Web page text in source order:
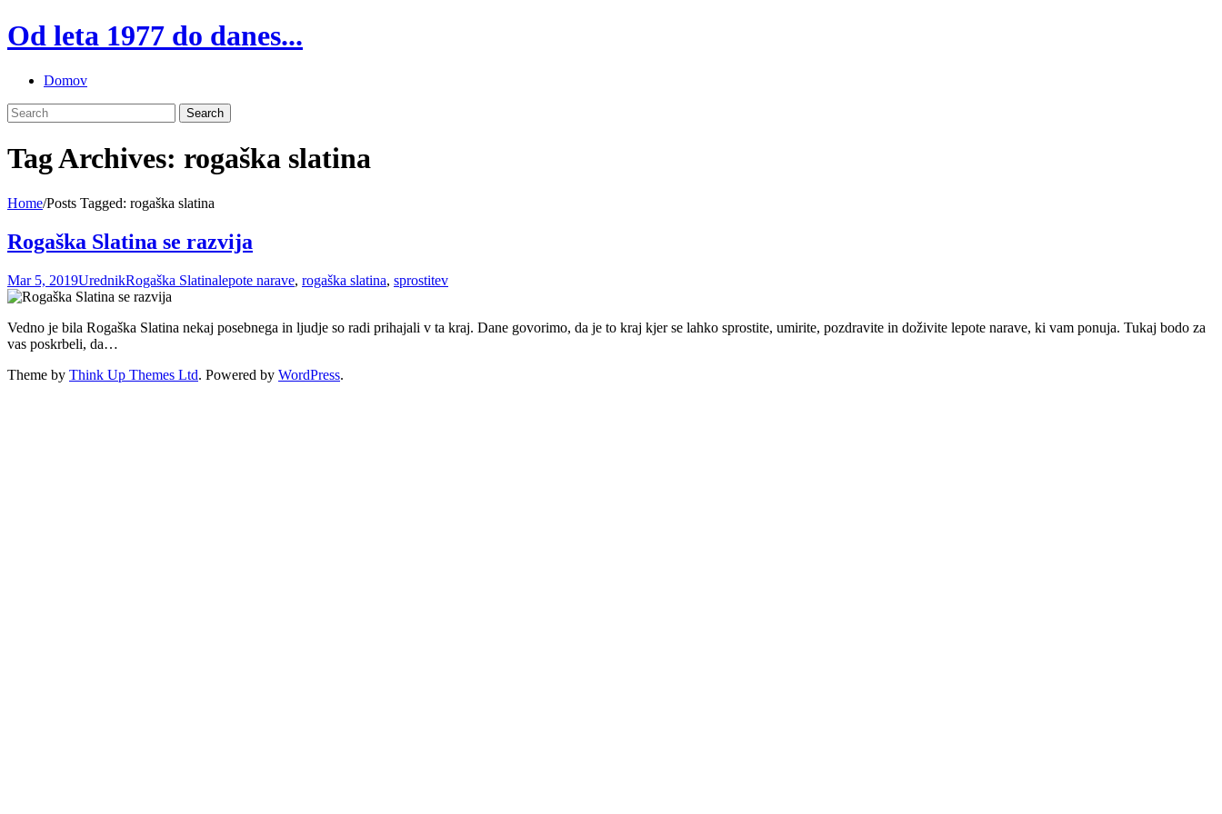
Skip
to
Od leta 1977 do danes...
Domov
Tag Archives: rogaška slatina
Home/Posts Tagged: rogaška slatina
Rogaška Slatina se razvija
Mar 5, 2019UrednikRogaška Slatinalepote narave, rogaška slatina, sprostitev
Vedno je bila Rogaška Slatina nekaj posebnega in ljudje so radi prihajali v ta kraj. Dane govorimo, da je to kraj kjer se lahko sprostite, umirite, pozdravite in doživite lepote narave, ki vam ponuja. Tukaj bodo za
vas poskrbeli, da…
Theme by Think Up Themes Ltd. Powered by WordPress.